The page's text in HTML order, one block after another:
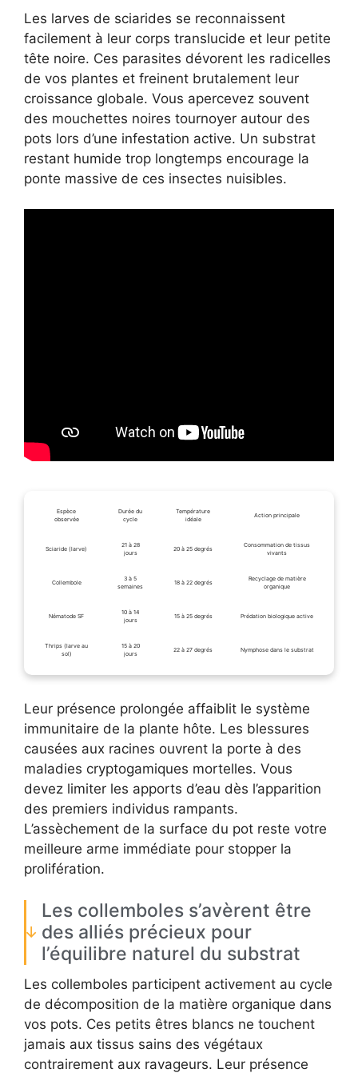
Les larves de sciarides se reconnaissent
facilement à leur corps translucide et leur petite
tête noire. Ces parasites dévorent les radicelles
de vos plantes et freinent brutalement leur
croissance globale. Vous apercevez souvent
des mouchettes noires tournoyer autour des
pots lors d’une infestation active. Un substrat
restant humide trop longtemps encourage la
ponte massive de ces insectes nuisibles.
Espèce
observée
Durée du
cycle
Température
idéale
Action principale
Sciaride (larve)
21 à 28
jours
20 à 25 degrés
Consommation de tissus
vivants
Collembole
3 à 5
semaines
18 à 22 degrés
Recyclage de matière
organique
Nématode SF
10 à 14
jours
15 à 25 degrés Prédation biologique active
Thrips (larve au
sol)
15 à 20
jours
22 à 27 degrés Nymphose dans le substrat
Leur présence prolongée affaiblit le système
immunitaire de la plante hôte. Les blessures
causées aux racines ouvrent la porte à des
maladies cryptogamiques mortelles. Vous
devez limiter les apports d’eau dès l’apparition
des premiers individus rampants.
L’assèchement de la surface du pot reste votre
meilleure arme immédiate pour stopper la
prolifération.
Les collemboles s’avèrent être
des alliés précieux pour
l’équilibre naturel du substrat
Les collemboles participent activement au cycle
de décomposition de la matière organique dans
vos pots. Ces petits êtres blancs ne touchent
jamais aux tissus sains des végétaux
contrairement aux ravageurs. Leur présence